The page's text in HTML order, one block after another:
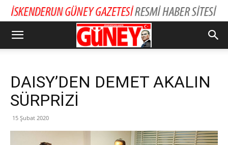
DAISY’DEN DEMET AKALIN
SÜRPRİZİ
15 Şubat 2020